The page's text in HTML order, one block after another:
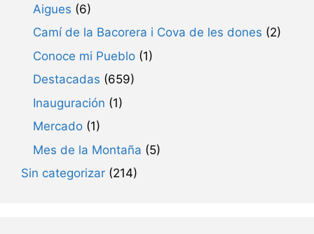
Aigues (6)
Camí de la Bacorera i Cova de les dones (2)
Conoce mi Pueblo (1)
Destacadas (659)
Inauguración (1)
Mercado (1)
Mes de la Montaña (5)
Sin categorizar (214)